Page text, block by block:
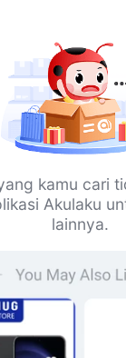
kamu cari
Akulaku
lainnya.